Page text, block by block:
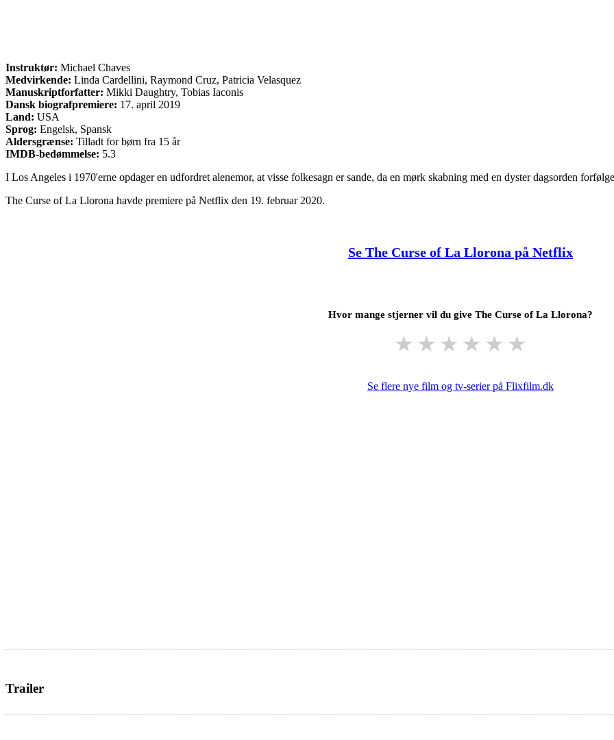
Instruktør: Michael Chaves
Medvirkende: Linda Cardellini, Raymond Cruz, Patricia Velasquez
Manuskriptforfatter: Mikki Daughtry, Tobias Iaconis
Dansk biografpremiere: 17. april 2019
Land: USA
Sprog: Engelsk, Spansk
Aldersgrænse: Tilladt for børn fra 15 år
IMDB-bedømmelse: 5.3
I Los Angeles i 1970'erne opdager en udfordret alenemor, at visse folkesagn er sande, da en mørk skabning med en dyster dagsorden
The Curse of La Llorona havde premiere på Netflix den 19. februar 2020.
Se The Curse of La Llorona på Netflix
Hvor mange stjerner vil du give The Curse of La Llorona?
★ ★ ★ ★ ★ ★
Se flere nye film og tv-serier på Flixfilm.dk
Trailer